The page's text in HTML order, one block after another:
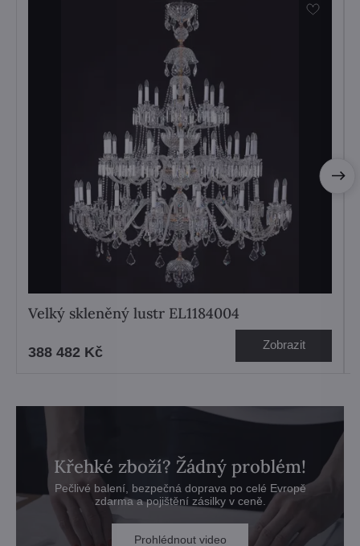
Velký skleněný lustr EL1184004
388 482 Kč Zobrazit
Křehké zboží? Žádný problém!
Pečlivé balení, bezpečná doprava po celé Evropě
zdarma a pojištění zásilky v ceně.
Prohlédnout video